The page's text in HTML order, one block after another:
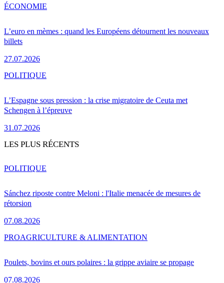
L’euro en mèmes : quand les Européens détournent les nouveaux
billets
27.07.2026
ÉCONOMIE
L’Espagne sous pression : la crise migratoire de Ceuta met
Schengen à l’épreuve
31.07.2026
POLITIQUE
LES PLUS RÉCENTS
Sánchez riposte contre Meloni : l'Italie menacée de mesures de
rétorsion
07.08.2026
POLITIQUE
Poulets, bovins et ours polaires : la grippe aviaire se propage
07.08.2026
PROAGRICULTURE & ALIMENTATION